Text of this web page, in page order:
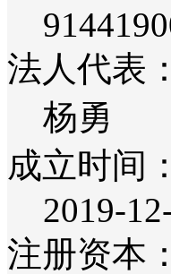
法人代表：
杨勇
成立时间：
2019-
注册资本：